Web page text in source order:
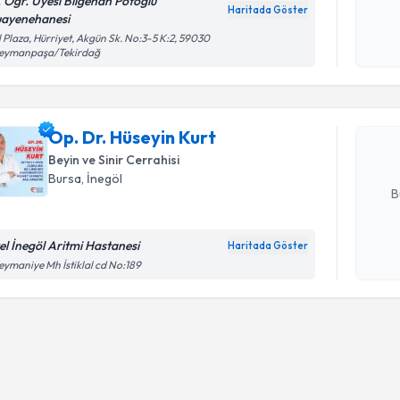
Haritada Göster
Plaza, Hürriyet, Akgün Sk. No:3-5 K:2, 59030
Tekirdağ
Op. Dr. Hüseyin Kurt
Beyin ve Sinir Cerrahisi
Bursa, İnegöl
İnegöl Aritmi Hastanesi Haritada Göster
Mh İstiklal cd No:189